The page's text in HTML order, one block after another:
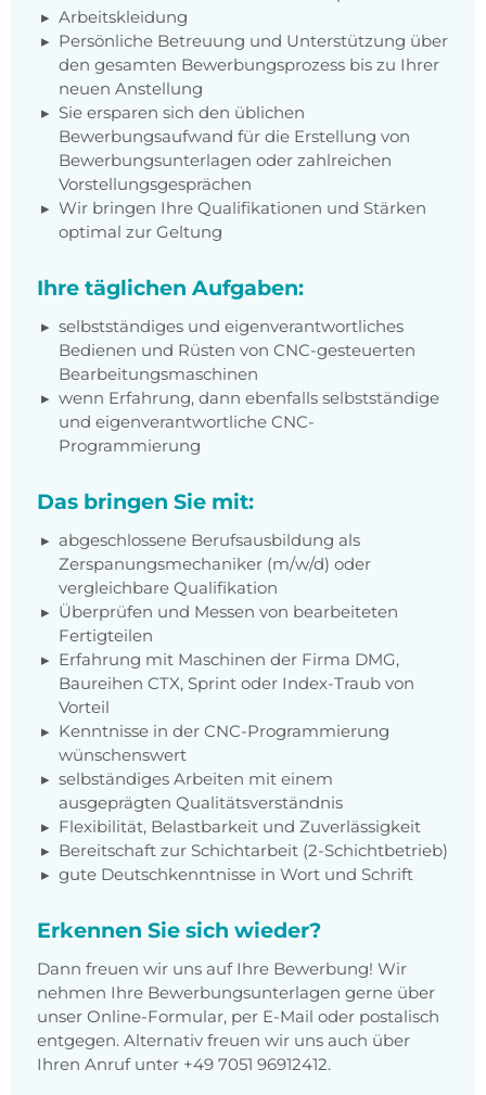
Arbeitskleidung
Persönliche Betreuung und Unterstützung über
den gesamten Bewerbungsprozess bis zu Ihrer
neuen Anstellung
Sie ersparen sich den üblichen
Bewerbungsaufwand für die Erstellung von
Bewerbungsunterlagen oder zahlreichen
Vorstellungsgesprächen
Wir bringen Ihre Qualifikationen und Stärken
optimal zur Geltung
Ihre täglichen Aufgaben:
selbstständiges und eigenverantwortliches
Bedienen und Rüsten von CNC-gesteuerten
Bearbeitungsmaschinen
wenn Erfahrung, dann ebenfalls selbstständige
und eigenverantwortliche CNC-
Programmierung
Das bringen Sie mit:
abgeschlossene Berufsausbildung als
Zerspanungsmechaniker (m/w/d) oder
vergleichbare Qualifikation
Überprüfen und Messen von bearbeiteten
Fertigteilen
Erfahrung mit Maschinen der Firma DMG,
Baureihen CTX, Sprint oder Index-Traub von
Vorteil
Kenntnisse in der CNC-Programmierung
wünschenswert
selbständiges Arbeiten mit einem
ausgeprägten Qualitätsverständnis
Flexibilität, Belastbarkeit und Zuverlässigkeit
Bereitschaft zur Schichtarbeit (2-Schichtbetrieb)
gute Deutschkenntnisse in Wort und Schrift
Erkennen Sie sich wieder?
Dann freuen wir uns auf Ihre Bewerbung! Wir
nehmen Ihre Bewerbungsunterlagen gerne über
unser Online-Formular, per E-Mail oder postalisch
entgegen. Alternativ freuen wir uns auch über
Ihren Anruf unter +49 7051 96912412.